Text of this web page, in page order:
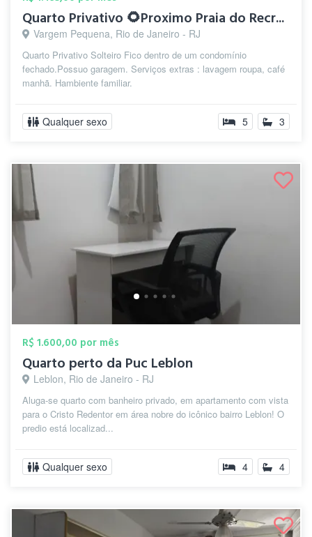
Quarto Privativo 🌻Proximo Praia do Recr...
Vargem Pequena, Rio de Janeiro - RJ
Quarto Privativo Solteiro Fico dentro de um condomínio
fechado.Possuo garagem. Serviços extras : lavagem roupa, café
manhã. Hambiente familiar.
Qualquer sexo 5 3
R$ 1.600,00 por mês
Quarto perto da Puc Leblon
Leblon, Rio de Janeiro - RJ
Aluga-se quarto com banheiro privado, em apartamento com vista
para o Cristo Redentor em área nobre do icônico bairro Leblon! O
predio está localizad...
Qualquer sexo 4 4